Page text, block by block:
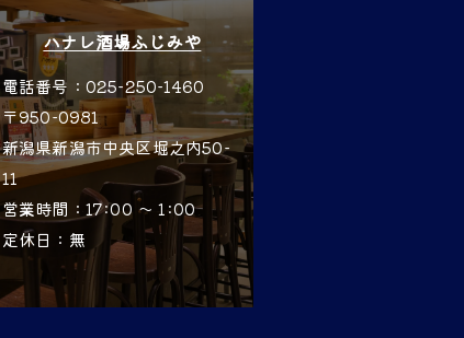
ハナレ酒場ふじみや
電話番号：025-250-1460
〒950-0981
新潟県新潟市中央区堀之内50-
11
営業時間：17:00 〜 1:00
定休日：無